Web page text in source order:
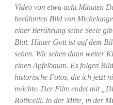
Video von etwa acht Minuten
berühmten Bild von
einer Berührung seine Seele
Blut. Hinter Gott ist auf dem
sehen. Wir sehen dann weiter
einen Apfelbaum. Es folgen
historische Fotos, die ich jetzt
möchte. Der Film endet mit
Botticelli. In der Mitte, in der